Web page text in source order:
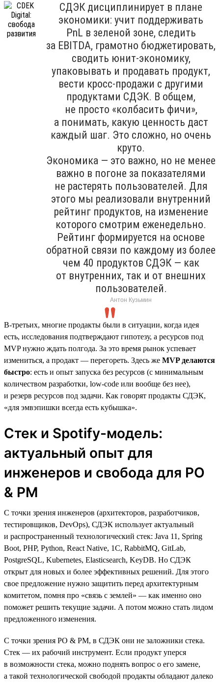
СДЭК дисциплинирует в плане
экономики: учит поддерживать
PnL в зеленой зоне, следить
за EBITDA, грамотно бюджетировать,
сводить юнит-экономику,
упаковывать и продавать продукт,
вести кросс-продажи с другими
продуктами СДЭК. В общем,
не просто «колбасить фичи»,
а понимать, какую ценность даст
каждый шаг. Это сложно, но очень
круто.
Экономика — это важно, но не менее
важно в погоне за показателями
не растерять пользователей. Для
этого мы реализовали внутренний
рейтинг продуктов, на изменение
которого смотрим еженедельно.
Рейтинг формируется на основе
обратной связи по каждому из более
чем 40 продуктов СДЭК — как
от внутренних, так и от внешних
пользователей.
Антон Кузьмин
В-третьих, многие продакты были в ситуации, когда идея
есть, исследования подтверждают гипотезу, а ресурсов под
MVP нужно ждать полгода. За это время рынок успевает
измениться, а продакт — перегореть. Здесь же MVP делаются
быстро: есть и опыт запуска без ресурсов (с минимальным
количеством разработки, low-code или вообще без нее),
и резерв ресурсов под задачи. Как говорят продакты СДЭК,
«для эмвэпишки всегда есть кубышка».
Стек и Spotify-модель:
актуальный опыт для
инженеров и свобода для PO
& PM
С точки зрения инженеров (архитекторов, разработчиков,
тестировщиков, DevOps), СДЭК использует актуальный
и распространенный технологический стек: Java 11, Spring
Boot, PHP, Python, React Native, 1C, RabbitMQ, GitLab,
PostgreSQL, Kubernetes, Elasticsearch, KeyDB. Но СДЭК
открыт для новых и более эффективных решений. Для этого
свое предложение нужно защитить перед архитектурным
комитетом, помня про «связь с землей» — как именно оно
поможет решить текущие задачи. А потом можно стать лидом
предложенного изменения.
С точки зрения PO & PM, в СДЭК они не заложники стека.
Стек — их рабочий инструмент. Если продукт уперся
в возможности стека, можно поднять вопрос о его замене,
а такой технологической свободой продакты обладают далеко